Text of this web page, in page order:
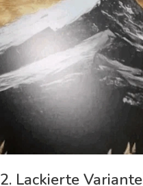
2. Lackierte Variante